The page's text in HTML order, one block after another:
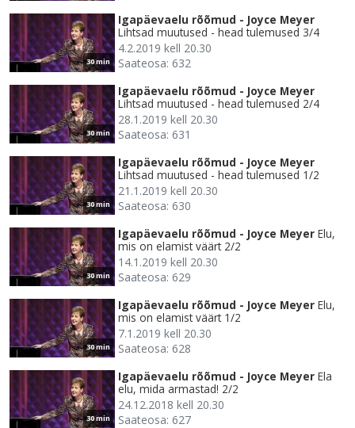
30 min
Igapäevaelu rõõmud - Joyce Meyer
Lihtsad muutused - head tulemused 3/4
4.2.2019 kell 20.30
Saateosa: 632
30 min
Igapäevaelu rõõmud - Joyce Meyer
Lihtsad muutused - head tulemused 2/4
28.1.2019 kell 20.30
Saateosa: 631
30 min
Igapäevaelu rõõmud - Joyce Meyer
Lihtsad muutused - head tulemused 1/2
21.1.2019 kell 20.30
Saateosa: 630
30 min
Igapäevaelu rõõmud - Joyce Meyer Elu,
mis on elamist väärt 2/2
14.1.2019 kell 20.30
Saateosa: 629
30 min
Igapäevaelu rõõmud - Joyce Meyer Elu,
mis on elamist väärt 1/2
7.1.2019 kell 20.30
Saateosa: 628
30 min
Igapäevaelu rõõmud - Joyce Meyer Ela
elu, mida armastad! 2/2
24.12.2018 kell 20.30
Saateosa: 627